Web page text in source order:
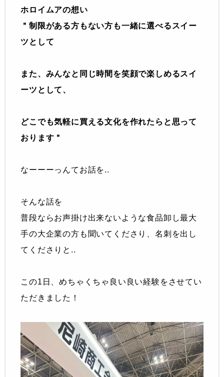
ホロイムアの想い
＂制限がある方もない方も一緒に選べるスイー
ツとして
また、みんなと同じ時間を笑顔で楽しめるスイ
ーツとして、
どこでも気軽に買える文化を作れたらと思って
おります＂
なーーーっんてお話を..
そんな話を
普段ならお声掛け出来ないような食品卸し最大
手の大企業の方も聞いてくださり、名刺を出し
てくださりと..
この1日、めちゃくちゃ良い良い経験をさせてい
ただきました！